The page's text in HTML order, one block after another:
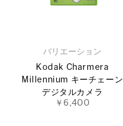
バリエーション
Kodak Charmera
Millennium キーチェーン
デジタルカメラ
￥6,400